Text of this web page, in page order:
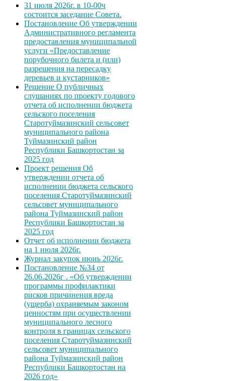
31 июля 2026г. в 10-00ч
состоится заседание Совета.
Постановление Об утверждении
Административного регламента
предоставления муниципальной
услуги «Предоставление
порубочного билета и (или)
разрешения на пересадку
деревьев и кустарников»
Решение О публичных
слушаниях по проекту годового
отчета об исполнении бюджета
сельского поселения
Старотуймазинский сельсовет
муниципального района
Туймазинский район
Республики Башкортостан за
2025 год
Проект решения Об
утверждении отчета об
исполнении бюджета сельского
поселения Старотуймазинский
сельсовет муниципального
района Туймазинский район
Республики Башкортостан за
2025 год
Отчет об исполнении бюджета
на 1 июля 2026г.
Журнал закупок июнь 2026г.
Постановление №34 от
26.06.2026г . «Об утверждении
программы профилактики
рисков причинения вреда
(ущерба) охраняемым законом
ценностям при осуществлении
муниципального лесного
контроля в границах сельского
поселения Старотуймазинский
сельсовет муниципального
района Туймазинский район
Республики Башкортостан на
2026 год»